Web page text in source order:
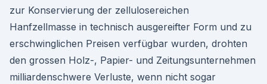
zur Konservierung der zellulosereichen
Hanfzellmasse in technisch ausgereifter Form und zu
erschwinglichen Preisen verfügbar wurden, drohten
den grossen Holz-, Papier- und Zeitungsunternehmen
milliardenschwere Verluste, wenn nicht sogar